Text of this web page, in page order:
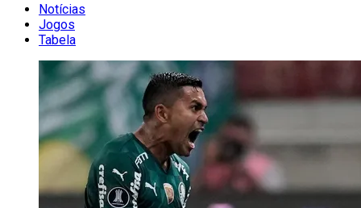
Notícias
Jogos
Tabela